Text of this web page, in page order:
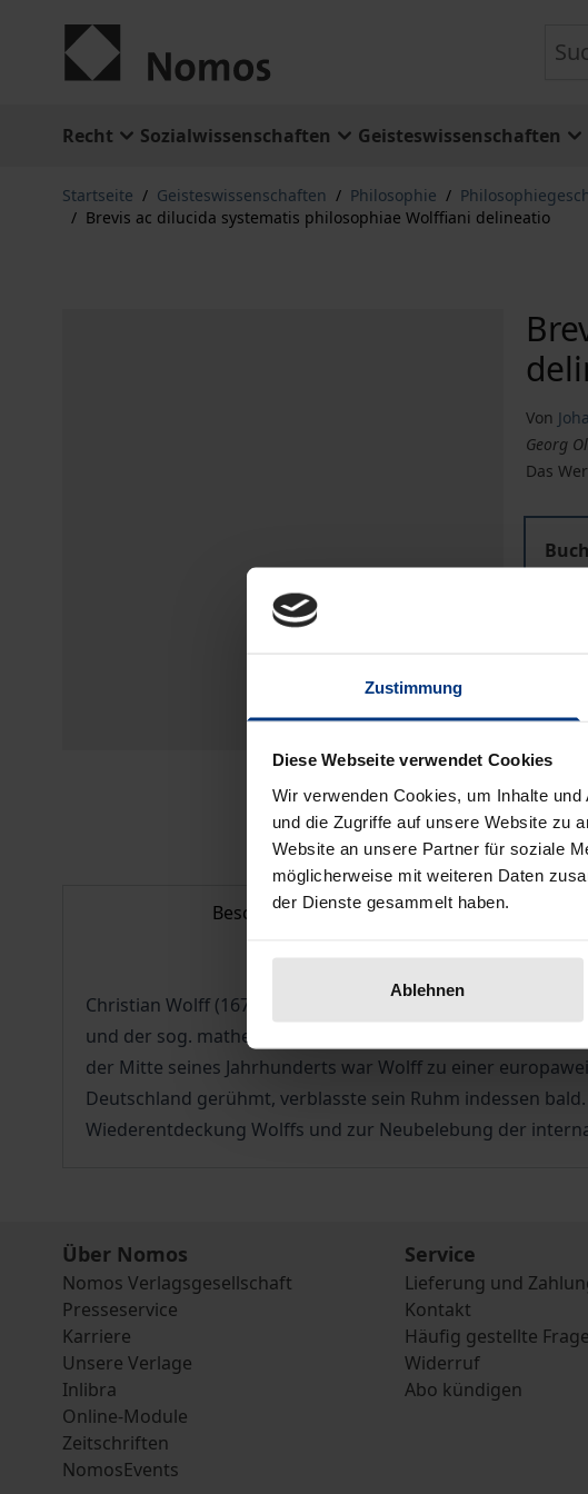
Zustimmung
Diese Webseite verwendet Cookies
Wir verwenden Cookies, um Inhalte
und die Zugriffe auf unsere Website zu
Website an unsere Partner für soziale
möglicherweise mit weiteren Daten
der Dienste gesammelt haben.
Ablehnen
Recht Sozialwissenschaften Geisteswissenschaften
Startseite / Geisteswissenschaften / Philosophie /
/ Brevis ac dilucida systematis philosophiae Wolffiani delineatio
Von
Georg
Das
Buch
Beschreibung
Christian Wolff (1679 – 1754) gilt als der bedeutendste
und der sog. mathematischen Methode suchte er ein
der Mitte seines Jahrhunderts war Wolff zu einer
Deutschland gerühmt, verblasste sein Ruhm indessen
Wiederentdeckung Wolffs und zur Neubelebung der
Über Nomos
Nomos Verlagsgesellschaft
Presseservice
Karriere
Unsere Verlage
Inlibra
Online-Module
Zeitschriften
NomosEvents
Service
Lieferung und
Kontakt
Häufig gestellte
Widerruf
Abo kündigen